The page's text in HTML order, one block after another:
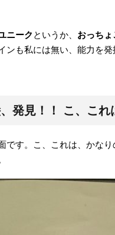
ニーク というか、 おっち
ンも私には無い、能力を
発見！！ こ、これ
です。こ、これは、かな